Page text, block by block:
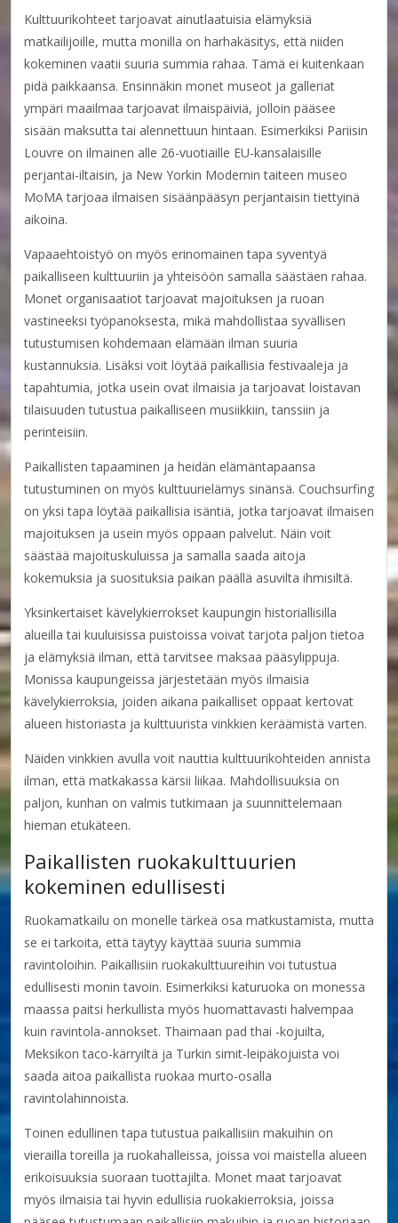
Kulttuurikohteet tarjoavat ainutlaatuisia elämyksiä
matkailijoille, mutta monilla on harhakäsitys, että niiden
kokeminen vaatii suuria summia rahaa. Tämä ei kuitenkaan
pidä paikkaansa. Ensinnäkin monet museot ja galleriat
ympäri maailmaa tarjoavat ilmaispäiviä, jolloin pääsee
sisään maksutta tai alennettuun hintaan. Esimerkiksi Pariisin
Louvre on ilmainen alle 26-vuotiaille EU-kansalaisille
perjantai-iltaisin, ja New Yorkin Modernin taiteen museo
MoMA tarjoaa ilmaisen sisäänpääsyn perjantaisin tiettyinä
aikoina.
Vapaaehtoistyö on myös erinomainen tapa syventyä
paikalliseen kulttuuriin ja yhteisöön samalla säästäen rahaa.
Monet organisaatiot tarjoavat majoituksen ja ruoan
vastineeksi työpanoksesta, mikä mahdollistaa syvällisen
tutustumisen kohdemaan elämään ilman suuria
kustannuksia. Lisäksi voit löytää paikallisia festivaaleja ja
tapahtumia, jotka usein ovat ilmaisia ja tarjoavat loistavan
tilaisuuden tutustua paikalliseen musiikkiin, tanssiin ja
perinteisiin.
Paikallisten tapaaminen ja heidän elämäntapaansa
tutustuminen on myös kulttuurielämys sinänsä. Couchsurfing
on yksi tapa löytää paikallisia isäntiä, jotka tarjoavat ilmaisen
majoituksen ja usein myös oppaan palvelut. Näin voit
säästää majoituskuluissa ja samalla saada aitoja
kokemuksia ja suosituksia paikan päällä asuvilta ihmisiltä.
Yksinkertaiset kävelykierrokset kaupungin historiallisilla
alueilla tai kuuluisissa puistoissa voivat tarjota paljon tietoa
ja elämyksiä ilman, että tarvitsee maksaa pääsylippuja.
Monissa kaupungeissa järjestetään myös ilmaisia
kävelykierroksia, joiden aikana paikalliset oppaat kertovat
alueen historiasta ja kulttuurista vinkkien keräämistä varten.
Näiden vinkkien avulla voit nauttia kulttuurikohteiden annista
ilman, että matkakassa kärsii liikaa. Mahdollisuuksia on
paljon, kunhan on valmis tutkimaan ja suunnittelemaan
hieman etukäteen.
Paikallisten ruokakulttuurien
kokeminen edullisesti
Ruokamatkailu on monelle tärkeä osa matkustamista, mutta
se ei tarkoita, että täytyy käyttää suuria summia
ravintoloihin. Paikallisiin ruokakulttuureihin voi tutustua
edullisesti monin tavoin. Esimerkiksi katuruoka on monessa
maassa paitsi herkullista myös huomattavasti halvempaa
kuin ravintola-annokset. Thaimaan pad thai -kojuilta,
Meksikon taco-kärryiltä ja Turkin simit-leipäkojuista voi
saada aitoa paikallista ruokaa murto-osalla
ravintolahinnoista.
Toinen edullinen tapa tutustua paikallisiin makuihin on
vierailla toreilla ja ruokahalleissa, joissa voi maistella alueen
erikoisuuksia suoraan tuottajilta. Monet maat tarjoavat
myös ilmaisia tai hyvin edullisia ruokakierroksia, joissa